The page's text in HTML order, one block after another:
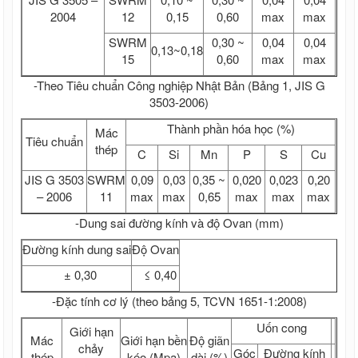
Mặt bích thép
Sắt xây dựng, thép xây dựng, sắt thép
xây dựng
Sắt - Thép Hòa Phát
Sắt - Thép Việt Ý
Sắt - Thép Miền Nam
Sắt - Thép Việt Nhật
Sắt - Thép Pomina
Sắt xây dựng giá rẻ
Thép xây dựng giá rẻ
Ván ép phủ phim Tekcom giá rẻ
Giá ván cốp pha phủ phim tekcom
Thép hình, thép chữ I, thép hình H, thép
V, thép hình U, thép La
Thép hình,thép I H U V Hòa Phát
Sắt thép I H U Posco
Sắt thép U I V An Khánh
Sắt thép U I H Trung Quốc
Ván ép phủ keo, ván cốp pha phủ keo,
giá ván ép phủ keo
Ván ép phủ keo trong, ván cốp pha phủ
keo, giá ván ép phủ keo trong
2004
12
0,15
0,60
max
max
SWRM
15
0,13~0,18 0,30 ~
0,60
0,04
max
0,04
max
-Theo Tiêu chuẩn Công nghiệp Nhật Bản (Bảng 1, JIS G
3503-2006)
Tiêu chuẩn
Mác
thép
Thành phần hóa học (%)
C
Si Mn P S
Cu
JIS G 3503
– 2006
SWRM
11
0,09
max
0,03
max
0,35 ~
0,65
0,020
max
0,023
max
0,20
max
-Dung sai đường kính và độ Ovan (mm)
Đường kính dung saiĐộ Ovan
± 0,30
≤ 0,40
-Đặc tính cơ lý (theo bảng 5, TCVN 1651-1:2008)
Mác
Giới hạn
chảy
Giới hạn bềnĐộ giãn
Uốn cong
Góc Đường kính